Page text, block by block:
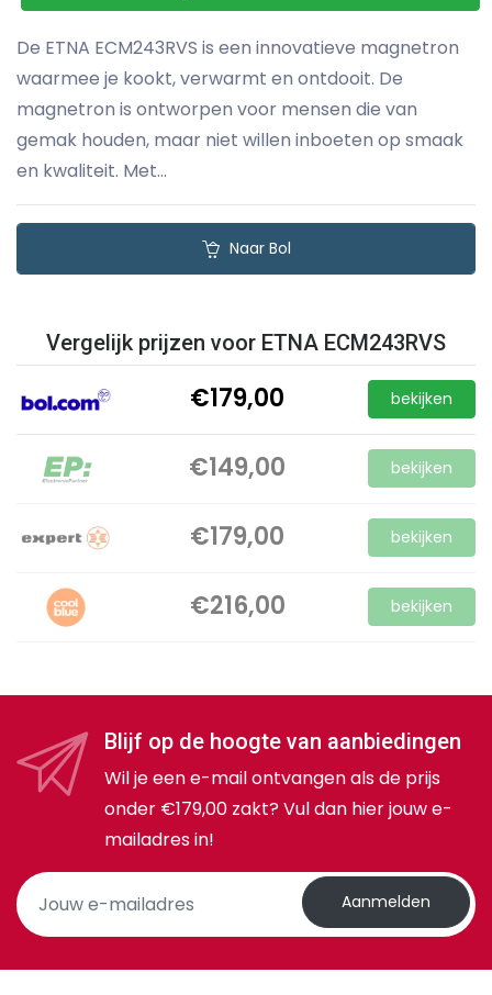
De ETNA ECM243RVS is een innovatieve magnetron
waarmee je kookt, verwarmt en ontdooit. De
magnetron is ontworpen voor mensen die van
gemak houden, maar niet willen inboeten op smaak
en kwaliteit. Met...
Naar Bol
Vergelijk prijzen voor ETNA ECM243RVS
€149,00 bekijken
€179,00 bekijken
€179,00 bekijken
€216,00 bekijken
Blijf op de hoogte van aanbiedingen
Wil je een e-mail ontvangen als de prijs
onder €179,00 zakt? Vul dan hier jouw e-
mailadres in!
Aanmelden